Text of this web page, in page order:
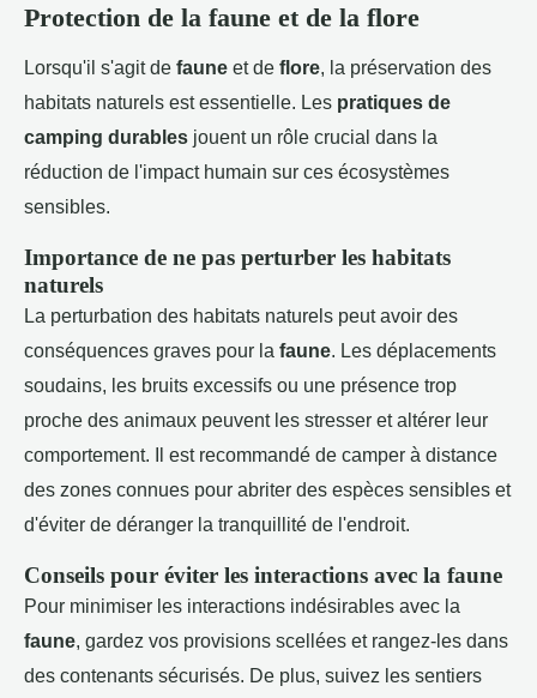
Protection de la faune et de la flore
Lorsqu'il s'agit de faune et de flore, la préservation des
habitats naturels est essentielle. Les pratiques de
camping durables jouent un rôle crucial dans la
réduction de l'impact humain sur ces écosystèmes
sensibles.
Importance de ne pas perturber les habitats
naturels
La perturbation des habitats naturels peut avoir des
conséquences graves pour la faune. Les déplacements
soudains, les bruits excessifs ou une présence trop
proche des animaux peuvent les stresser et altérer leur
comportement. Il est recommandé de camper à distance
des zones connues pour abriter des espèces sensibles et
d'éviter de déranger la tranquillité de l'endroit.
Conseils pour éviter les interactions avec la faune
Pour minimiser les interactions indésirables avec la
faune, gardez vos provisions scellées et rangez-les dans
des contenants sécurisés. De plus, suivez les sentiers